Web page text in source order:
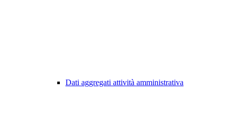
Dati aggregati attività amministrativa